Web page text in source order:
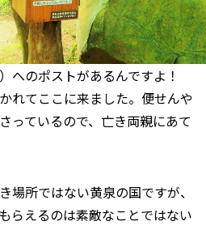
へのポストがあるんですよ！
れてここに来ました。便せんや
っているので、亡き両親にあて
場所ではない黄泉の国ですが、
らえるのは素敵なことではない